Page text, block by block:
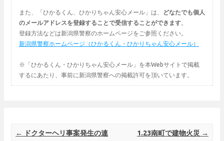
また、「ひかるくん、ひかりちゃん安心メール」は、
どなたでも個人
のメールアドレスを登録することで受信することができます。
登録方法などは新潟県警察のホームページをご参照ください。
新潟県警察ホームページ（ひかるくん・ひかりちゃん安心メール）
※「ひかるくん・ひかりちゃん安心メール」を本Webサイトで掲載
するにあたり、事前に新潟県警察への掲載許可を頂いています。
Post navigation
←
ドクターヘリ事案発生の連
1.23南町で建物火災 →